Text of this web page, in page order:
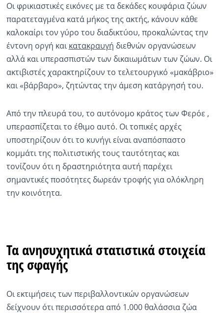
Οι φρικιαστικές εικόνες με τα δεκάδες κουφάρια ζώων
παρατεταγμένα κατά μήκος της ακτής, κάνουν κάθε
καλοκαίρι τον γύρο του διαδικτύου, προκαλώντας την
έντονη οργή καικατακραυγή διεθνών οργανώσεων
αλλά και υπερασπιστών των δικαιωμάτων των ζώων. Οι
ακτιβιστές χαρακτηρίζουν το τελετουργικό «μακάβριο»
και «βάρβαρο», ζητώντας την άμεση κατάργησή του.
Από την πλευρά του, το αυτόνομο κράτος των Φερόε ,
υπερασπίζεται το έθιμο αυτό. Οι τοπικές αρχές
υποστηρίζουν ότι το κυνήγι είναι αναπόσπαστο
κομμάτι της πολιτιστικής τους ταυτότητας και
τονίζουν ότι η δραστηριότητα αυτή παρέχει
σημαντικές ποσότητες δωρεάν τροφής για ολόκληρη
την κοινότητα.
Τα ανησυχητικά στατιστικά στοιχεία
της σφαγής
Οι εκτιμήσεις των περιβαλλοντικών οργανώσεων
δείχνουν ότι περισσότερα από 1.000 θαλάσσια ζώα